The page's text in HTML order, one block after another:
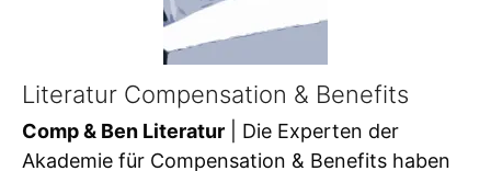
Literatur Compensation & Benefits
Comp & Ben Literatur | Die Experten der
Akademie für Compensation & Benefits haben